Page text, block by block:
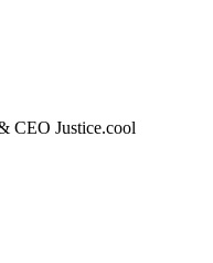
CEO Justice.cool